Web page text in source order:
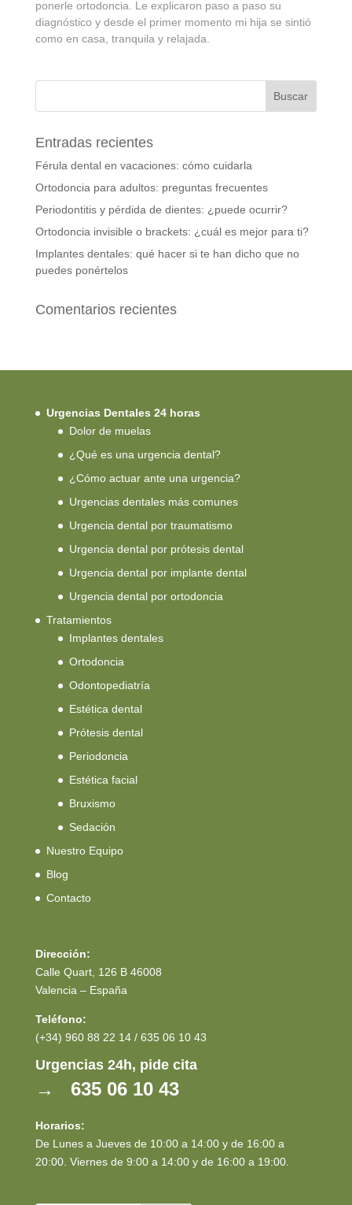
ponerle ortodoncia. Le explicaron paso a paso su
diagnóstico y desde el primer momento mi hija se sintió
como en casa, tranquila y relajada.
Entradas recientes
Férula dental en vacaciones: cómo cuidarla
Ortodoncia para adultos: preguntas frecuentes
Periodontitis y pérdida de dientes: ¿puede ocurrir?
Ortodoncia invisible o brackets: ¿cuál es mejor para ti?
Implantes dentales: qué hacer si te han dicho que no
puedes ponértelos
Comentarios recientes
Urgencias Dentales 24 horas
Dolor de muelas
¿Qué es una urgencia dental?
¿Cómo actuar ante una urgencia?
Urgencias dentales más comunes
Urgencia dental por traumatismo
Urgencia dental por prótesis dental
Urgencia dental por implante dental
Urgencia dental por ortodoncia
Tratamientos
Implantes dentales
Ortodoncia
Odontopediatría
Estética dental
Prótesis dental
Periodoncia
Estética facial
Bruxismo
Sedación
Nuestro Equipo
Blog
Contacto
Dirección:
Calle Quart, 126 B 46008
Valencia – España
Teléfono:
(+34) 960 88 22 14 / 635 06 10 43
Urgencias 24h, pide cita
→ 635 06 10 43
Horarios:
De Lunes a Jueves de 10:00 a 14:00 y de 16:00 a
20:00. Viernes de 9:00 a 14:00 y de 16:00 a 19:00.